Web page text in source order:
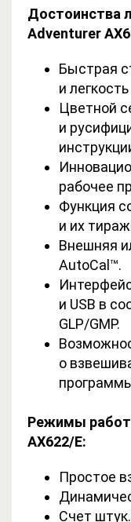
Достоинства
Adventurer
Быстрая
и
Цветной
и
рабочее
Функция
и их
Внешняя
AutoCal™.
и USB в
GLP/GMP.
о
Режимы
AX622/E:
Простое
Счет штук.